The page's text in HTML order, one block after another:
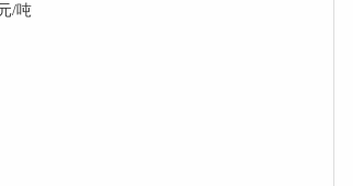
/吨